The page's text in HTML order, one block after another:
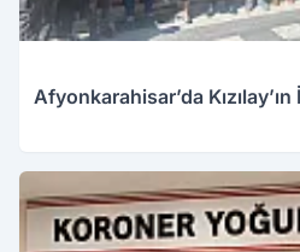
Afyonkarahisar’da